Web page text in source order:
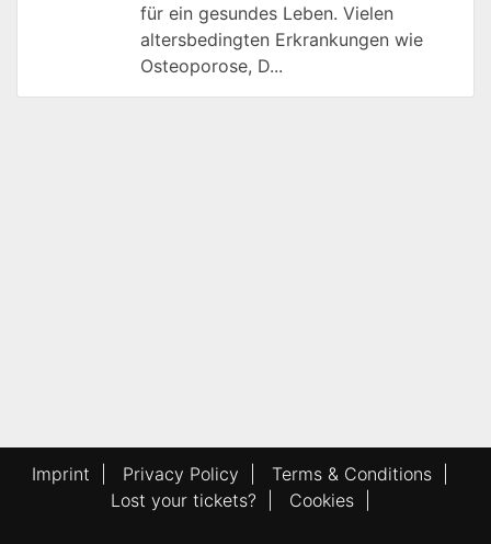
für ein gesundes Leben. Vielen
altersbedingten Erkrankungen wie
Osteoporose, D...
Imprint Privacy Policy Terms & Conditions
Lost your tickets?
Cookies|